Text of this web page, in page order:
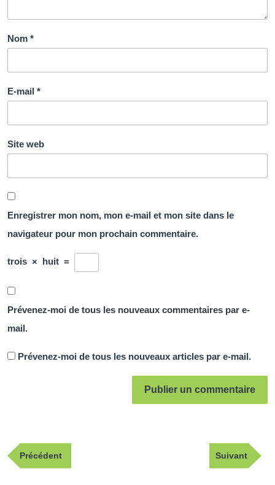
Nom *
E-mail *
Site web
Enregistrer mon nom, mon e-mail et mon site dans le
navigateur pour mon prochain commentaire.
trois × huit =
Prévenez-moi de tous les nouveaux commentaires par e-
mail.
Prévenez-moi de tous les nouveaux articles par e-mail.
Navigation
dePublication
précédente
Précédent
Article
suivant
Suivant